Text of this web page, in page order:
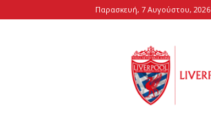
Παρασκευή, 7 Αυγούστου, 2026